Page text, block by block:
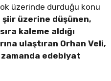
üzerinde durduğu konu
şiir üzerine düşünen,
kaleme aldığı
ulaştıran Orhan Veli,
zamanda edebiyat